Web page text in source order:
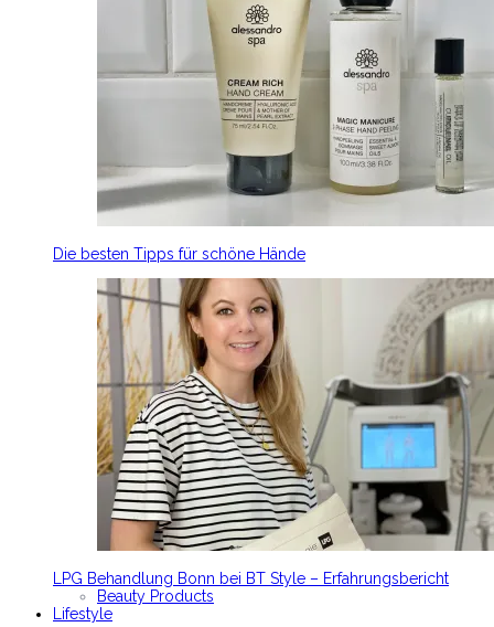
Die besten Tipps für schöne Hände
LPG Behandlung Bonn bei BT Style – Erfahrungsbericht
Beauty Products
Lifestyle